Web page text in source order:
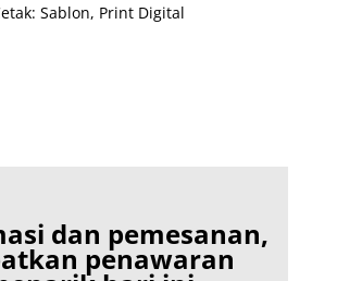
Sablon, Print Digital
dan pemesanan,
penawaran